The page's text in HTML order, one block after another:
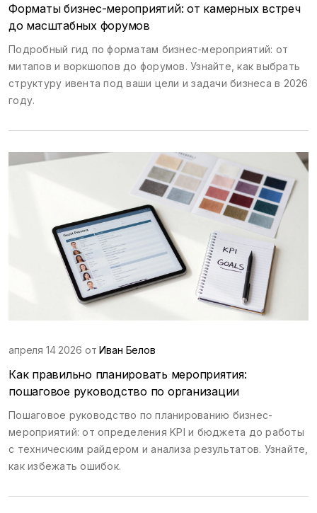
Форматы бизнес-мероприятий: от камерных встреч
до масштабных форумов
Подробный гид по форматам бизнес-мероприятий: от
митапов и воркшопов до форумов. Узнайте, как выбрать
структуру ивента под ваши цели и задачи бизнеса в 2026
году.
апреля 14 2026 отИван Белов
Как правильно планировать мероприятия:
пошаговое руководство по организации
Пошаговое руководство по планированию бизнес-
мероприятий: от определения KPI и бюджета до работы
с техническим райдером и анализа результатов. Узнайте,
как избежать ошибок.